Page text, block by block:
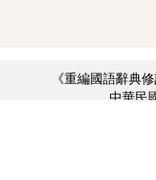
《重編國語辭典
中華民